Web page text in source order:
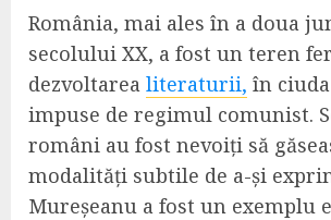
România, mai ales în a doua
secolului XX, a fost un teren
dezvoltarea literaturii, în
impuse de regimul comunist.
români au fost nevoiți să
modalități subtile de a-și
Mureșeanu a fost un exemplu